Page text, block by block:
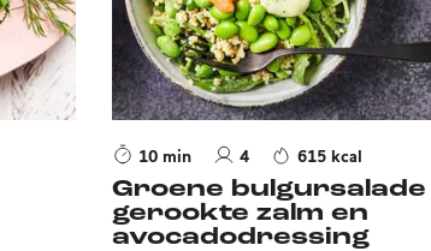
10 min 4 615 kcal
Groene
gerookte zalm en
avocadodressing